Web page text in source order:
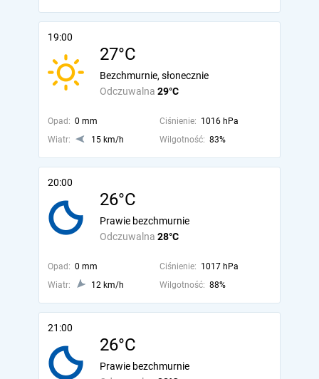
19:00
27°C
Odczuwalna 29°C
Bezchmurnie, słonecznie
Opad: 0 mm Ciśnienie: 1016 hPa
Wiatr:
15 km/h Wilgotność: 83%
20:00
26°C
Odczuwalna 28°C
Prawie bezchmurnie
Opad: 0 mm Ciśnienie: 1017 hPa
Wiatr:
12 km/h Wilgotność: 88%
21:00
26°C
Prawie bezchmurnie